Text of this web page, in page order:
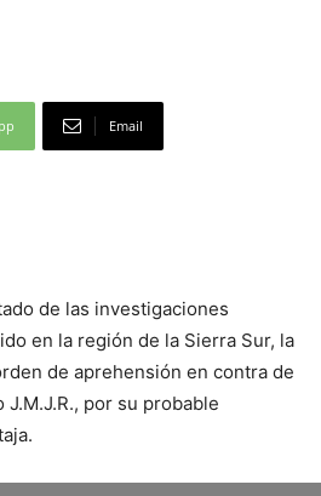
Email
de las investigaciones
en la región de la Sierra Sur, la
de aprehensión en contra de
por su probable